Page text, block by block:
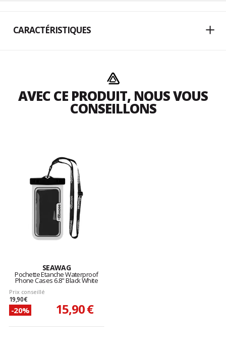
CARACTÉRISTIQUES
AVEC CE PRODUIT, NOUS VOUS
CONSEILLONS
SEAWAG
Pochette Etanche Waterproof
Phone Cases 6.8" Black White
Prix conseillé
19,90 €
-20% 15,90 €